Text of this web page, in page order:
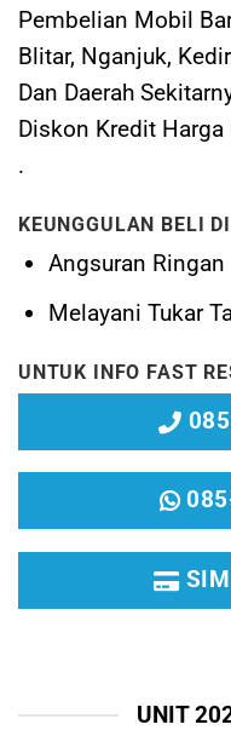
Pembelian Mobil
Blitar, Nganjuk,
Dan Daerah
Diskon Kredit Harga
.
KEUNGGULAN BELI
Angsuran
MelayaniTukar
UNTUK INFO FAST
UNIT